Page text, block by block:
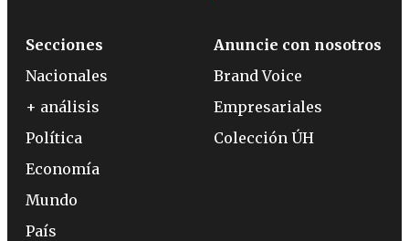
Secciones
Nacionales
+ análisis
Política
Economía
Mundo
País
Anuncie con nosotros
Brand Voice
Empresariales
Colección ÚH